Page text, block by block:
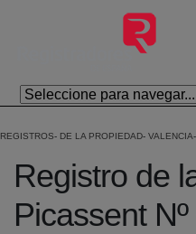
Skip to Main Content
REGISTROS DE LA PROPIEDAD VALENCIA
Registro de
Picassent